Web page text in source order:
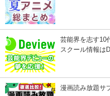
芸能界を志す10
スクール情報は
漫画読み放題サ